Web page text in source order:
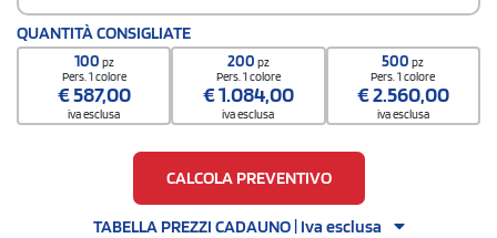
Codice doganale
8523511000000000000000
Quantità per scatola
QUANTITÀ CONSIGLIATE
100 pz
Pers. 1 colore
€587,00
iva esclusa
200 pz
Pers. 1 colore
€1.084,00
iva esclusa
500pz
Pers. 1 colore
€2.560,00
iva esclusa
CALCOLA PREVENTIVO
TABELLA PREZZI CADAUNO | Iva esclusa